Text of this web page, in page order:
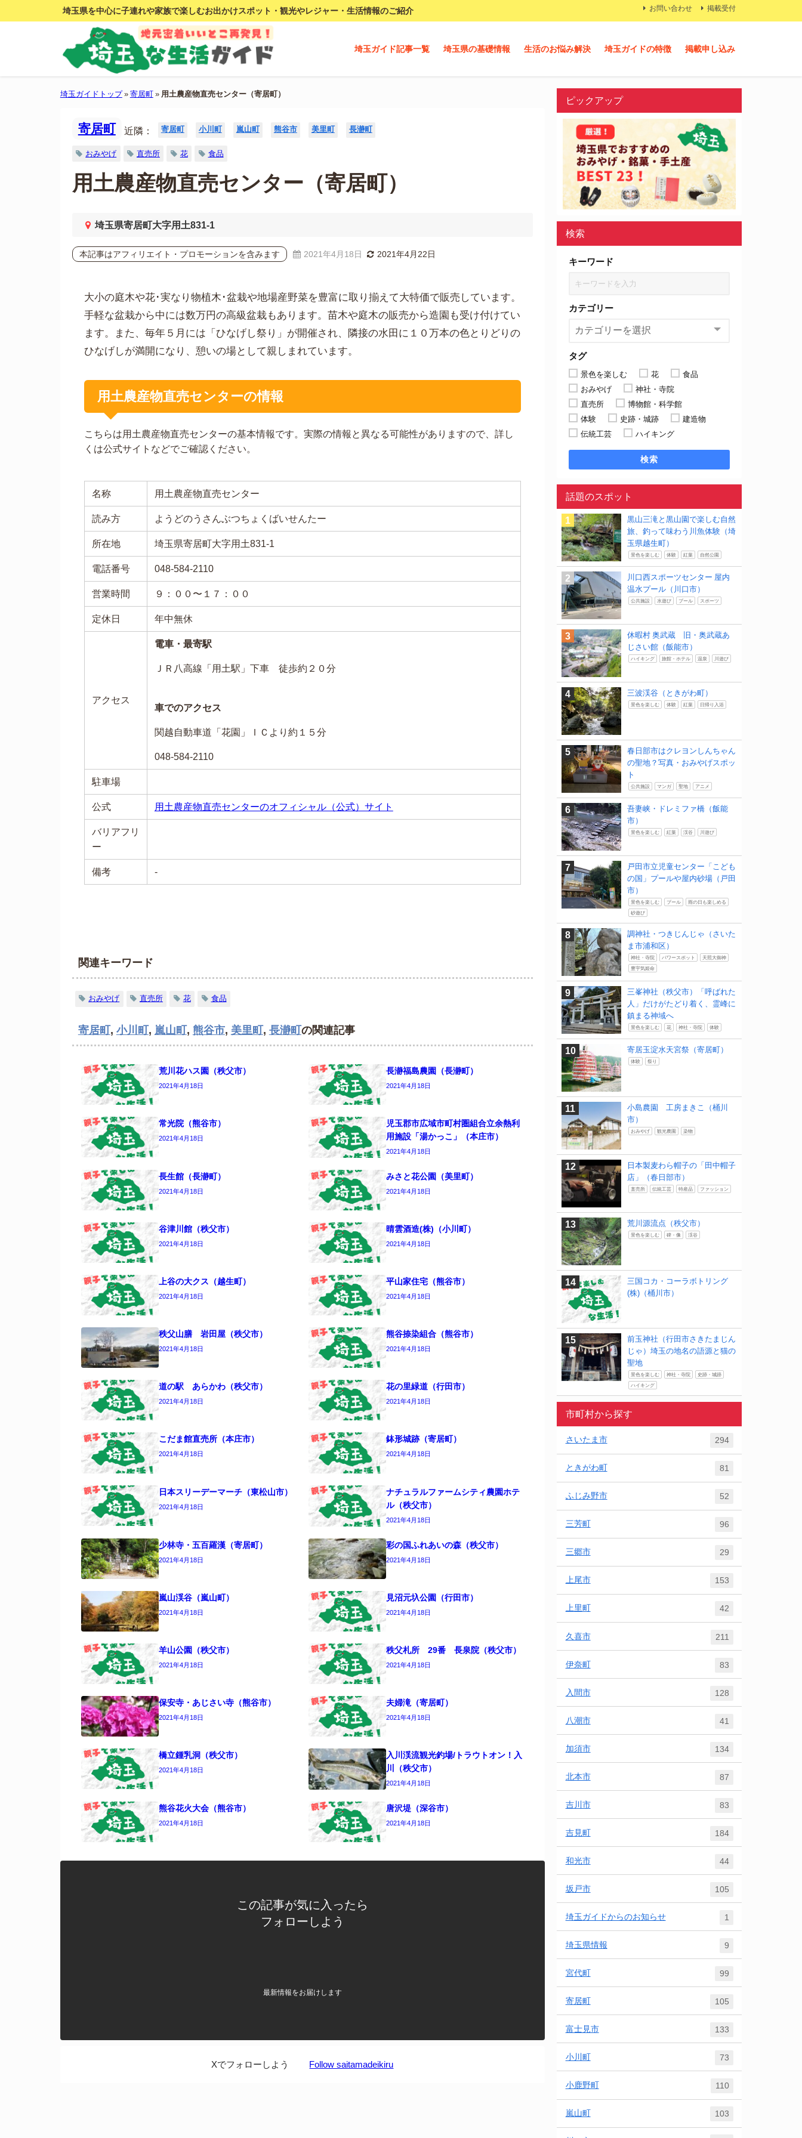
埼玉県を中心に子連れや家族で楽しむお出かけスポット・観光やレジャー・生活情報のご紹介 お問い合わせ 掲載受付
埼玉ガイド記事一覧 埼玉県の基礎情報 生活のお悩み解決 埼玉ガイドの特徴 掲載申し込み
埼玉ガイドトップ» 寄居町» 用土農産物直売センター（寄居町）
寄居町 近隣： 寄居町 小川町 嵐山町 熊谷市 美里町 長瀞町
おみやげ 直売所 花 食品
用土農産物直売センター（寄居町）
埼玉県寄居町大字用土831-1
本記事はアフィリエイト・プロモーションを含みます 2021年4月18日 2021年4月22日
大小の庭木や花･実なり物植木･盆栽や地場産野菜を豊富に取り揃えて大特価で販売しています。
手軽な盆栽から中には数万円の高級盆栽もあります。苗木や庭木の販売から造園も受け付けてい
ます。また、毎年５月には「ひなげし祭り」が開催され、隣接の水田に１０万本の色とりどりの
ひなげしが満開になり、憩いの場として親しまれています。
用土農産物直売センターの情報
こちらは用土農産物直売センターの基本情報です。実際の情報と異なる可能性がありますので、詳し
くは公式サイトなどでご確認ください。
名称 用土農産物直売センター
読み方 ようどのうさんぶつちょくばいせんたー
所在地 埼玉県寄居町大字用土831-1
電話番号 048-584-2110
営業時間 ９：００〜１７：００
定休日 年中無休
アクセス
電車・最寄駅
ＪＲ八高線「用土駅」下車 徒歩約２０分
車でのアクセス
関越自動車道「花園」ＩＣより約１５分
048-584-2110
駐車場
公式 用土農産物直売センターのオフィシャル（公式）サイト
バリアフリ
ー
備考 -
関連キーワード
おみやげ 直売所 花 食品
寄居町 , 小川町 , 嵐山町 , 熊谷市, 美里町 , 長瀞町 の関連記事
荒川花ハス園（秩父市）
2021年4月18日
長瀞福島農園（長瀞町）
2021年4月18日
常光院（熊谷市）
2021年4月18日
児玉郡市広域市町村圏組合立余熱利
用施設「湯かっこ」（本庄市）
2021年4月18日
長生館（長瀞町）
2021年4月18日
みさと花公園（美里町）
2021年4月18日
谷津川館（秩父市）
2021年4月18日
晴雲酒造(株)（小川町）
2021年4月18日
上谷の大クス（越生町）
2021年4月18日
平山家住宅（熊谷市）
2021年4月18日
秩父山膳 岩田屋（秩父市）
2021年4月18日
熊谷捺染組合（熊谷市）
2021年4月18日
道の駅 あらかわ（秩父市）
2021年4月18日
花の里緑道（行田市）
2021年4月18日
こだま館直売所（本庄市）
2021年4月18日
鉢形城跡（寄居町）
2021年4月18日
日本スリーデーマーチ（東松山市）
2021年4月18日
ナチュラルファームシティ農園ホテ
ル（秩父市）
2021年4月18日
少林寺・五百羅漢（寄居町）
2021年4月18日
彩の国ふれあいの森（秩父市）
2021年4月18日
嵐山渓谷（嵐山町）
2021年4月18日
見沼元圦公園（行田市）
2021年4月18日
羊山公園（秩父市）
2021年4月18日
秩父札所 29番 長泉院（秩父市）
2021年4月18日
保安寺・あじさい寺（熊谷市）
2021年4月18日
夫婦滝（寄居町）
2021年4月18日
橋立鍾乳洞（秩父市）
2021年4月18日
入川渓流観光釣場/トラウトオン！入
川（秩父市）
2021年4月18日
熊谷花火大会（熊谷市）
2021年4月18日
唐沢堤（深谷市）
2021年4月18日
この記事が気に入ったら
フォローしよう
最新情報をお届けします
Xでフォローしよう Follow saitamadeikiru
ピックアップ
検索
キーワード
カテゴリー
タグ
景色を楽しむ 花
食品
おみやげ
神社・寺院
直売所
博物館・科学館
体験
史跡・城跡
建造物
伝統工芸
ハイキング
検索
話題のスポット
黒山三滝と黒山園で楽しむ自然
旅、釣って味わう川魚体験（埼
玉県越生町）
景色を楽しむ 体験 紅葉 自然公園
川口西スポーツセンター 屋内
温水プール（川口市）
公共施設 水遊び プール スポーツ
休暇村 奥武蔵 旧・奥武蔵あ
じさい館（飯能市）
ハイキング 旅館・ホテル 温泉 川遊び
三波渓谷（ときがわ町）
景色を楽しむ 体験 紅葉 日帰り入浴
春日部市はクレヨンしんちゃん
の聖地？写真・おみやげスポッ
ト
公共施設 マンガ 聖地 アニメ
吾妻峡・ドレミファ橋（飯能
市）
景色を楽しむ 紅葉 渓谷 川遊び
戸田市立児童センター「こども
の国」プールや屋内砂場（戸田
市）
景色を楽しむ プール 雨の日も楽しめる
砂遊び
調神社・つきじんじゃ（さいた
ま市浦和区）
神社・寺院 パワースポット 天照大御神
豊宇気姫命
三峯神社（秩父市）「呼ばれた
人」だけがたどり着く、霊峰に
鎮まる神域へ
景色を楽しむ 花 神社・寺院 体験
寄居玉淀水天宮祭（寄居町）
体験 祭り
小島農園 工房まきこ（桶川
市）
おみやげ 観光農園 染物
日本製麦わら帽子の「田中帽子
店」（春日部市）
直売所 伝統工芸 特産品 ファッション
荒川源流点（秩父市）
景色を楽しむ 碑・像 渓谷
三国コカ・コーラボトリング
(株)（桶川市）
前玉神社（行田市さきたまじん
じゃ）埼玉の地名の語源と猫の
聖地
景色を楽しむ 神社・寺院 史跡・城跡
ハイキング
市町村から探す
さいたま市 294
ときがわ町 81
ふじみ野市 52
三芳町 96
三郷市 29
上尾市 153
上里町 42
久喜市 211
伊奈町 83
入間市 128
八潮市 41
加須市 134
北本市 87
吉川市 83
吉見町 184
和光市 44
坂戸市 105
埼玉ガイドからのお知らせ 1
埼玉県情報 9
宮代町 99
寄居町 105
富士見市 133
小川町 73
小鹿野町 110
嵐山町 103